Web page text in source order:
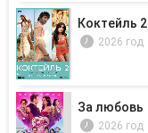
Коктейль 2
2026 год
За любовь
2026 год